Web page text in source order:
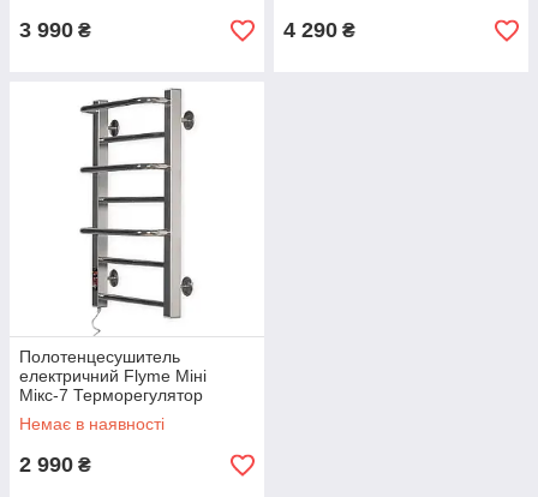
3 990 ₴ 4 290 ₴
Полотенцесушитель
електричний Flyme Міні
Мікс-7 Терморегулятор
Таймер З лівим
підключенням.
Немає в наявності
2 990 ₴